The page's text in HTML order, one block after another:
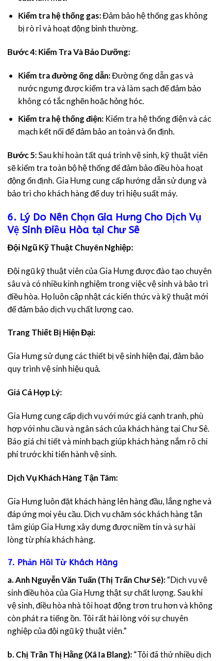
Kiểm tra hệ thống gas:Đảm bảo hệ thống gas không
bị rò rỉ và hoạt động bình thường.
Bước 4: Kiểm Tra Và Bảo Dưỡng:
Kiểm tra đường ống dẫn:Đường ống dẫn gas và
nước ngưng được kiểm tra và làm sạch để đảm bảo
không có tắc nghẽn hoặc hỏng hóc.
Kiểm tra hệ thống điện:Kiểm tra hệ thống điện và các
mạch kết nối để đảm bảo an toàn và ổn định.
Bước 5:Sau khi hoàn tất quá trình vệ sinh, kỹ thuật viên
sẽ kiểm tra toàn bộ hệ thống để đảm bảo điều hòa hoạt
động ổn định. Gia Hưng cung cấp hướng dẫn sử dụng và
bảo trì cho khách hàng để duy trì hiệu suất máy.
6. Lý Do Nên Chọn Gia Hưng Cho Dịch Vụ
Vệ Sinh Điều Hòa tại Chư Sê
Đội Ngũ Kỹ Thuật Chuyên Nghiệp:
Đội ngũ kỹ thuật viên của Gia Hưng được đào tạo chuyên
sâu và có nhiều kinh nghiệm trong việc vệ sinh và bảo trì
điều hòa. Họ luôn cập nhật các kiến thức và kỹ thuật mới
để đảm bảo dịch vụ chất lượng cao.
Trang Thiết Bị Hiện Đại:
Gia Hưng sử dụng các thiết bị vệ sinh hiện đại, đảm bảo
quy trình vệ sinh hiệu quả.
Giá Cả Hợp Lý:
Gia Hưng cung cấp dịch vụ với mức giá cạnh tranh, phù
hợp với nhu cầu và ngân sách của khách hàng tại Chư Sê.
Báo giá chi tiết và minh bạch giúp khách hàng nắm rõ chi
phí trước khi tiến hành vệ sinh.
Dịch Vụ Khách Hàng Tận Tâm:
Gia Hưng luôn đặt khách hàng lên hàng đầu, lắng nghe và
đáp ứng mọi yêu cầu. Dịch vụ chăm sóc khách hàng tận
tâm giúp Gia Hưng xây dựng được niềm tin và sự hài
lòng từ phía khách hàng.
7. Phản Hồi Từ Khách Hàng
a. Anh Nguyễn Văn Tuấn (Thị Trấn Chư Sê):“Dịch vụ vệ
sinh điều hòa của Gia Hưng thật sự chất lượng. Sau khi
vệ sinh, điều hòa nhà tôi hoạt động trơn tru hơn và không
còn phát ra tiếng ồn. Tôi rất hài lòng với sự chuyên
nghiệp của đội ngũ kỹ thuật viên.”
b. Chị Trần Thị Hằng (Xã Ia Blang):“Tôi đã thử nhiều dịch